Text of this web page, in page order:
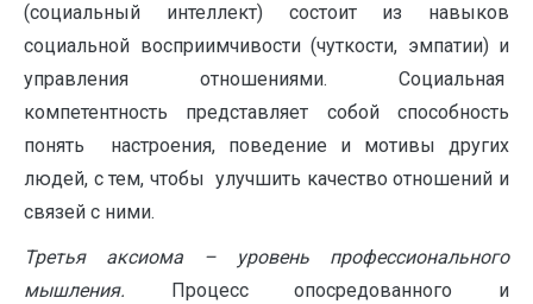
(социальный интеллект) состоит из навыков
социальной восприимчивости (чуткости, эмпатии) и
управления отношениями. Социальная
компетентность представляет собой способность
понять настроения, поведение и мотивы других
людей, с тем, чтобы улучшить качество отношений и
связей с ними.
Третья аксиома – уровень профессионального
мышления. Процесс опосредованного и